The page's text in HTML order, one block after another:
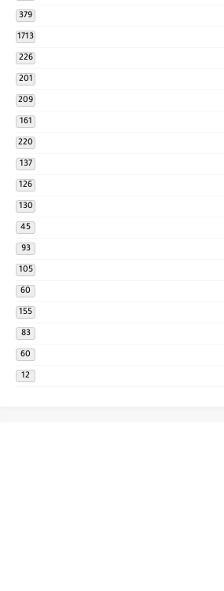
379
1713
226
201
209
161
220
137
126
130
45
93
105
60
155
83
60
12